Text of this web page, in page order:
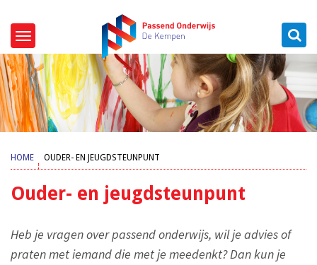
Toggle
navigation
Zoeken
HOME OUDER- EN JEUGDSTEUNPUNT
Ouder- en jeugdsteunpunt
Heb je vragen over passend onderwijs, wil je advies of
praten met iemand die met je meedenkt? Dan kun je